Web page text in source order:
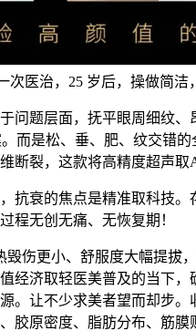
医治，25 岁后，操做简
题层面，抚平眼周细纹、
而是松、垂、肥、纹交错
断裂，这款将高精度超声
衰的焦点是精准取科技。
程无创无痛、无恢复期！
更小、舒服度大幅提拔
经济取轻医美普及的当下
。让不少求美者望而却步
胶原密度、脂肪分布、筋膜